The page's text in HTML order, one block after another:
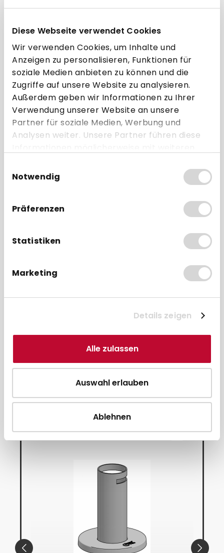
Diese Webseite verwendet Cookies
Wir verwenden Cookies, um Inhalte und
Anzeigen zu personalisieren, Funktionen für
soziale Medien anbieten zu können und die
Zugriffe auf unsere Website zu analysieren.
Außerdem geben wir Informationen zu Ihrer
Verwendung unserer Website an unsere
Partner für soziale Medien, Werbung und
Analysen weiter. Unsere Partner führen diese
haben oder die sie im Rahmen Ihrer Nutzung
der Dienste gesammelt haben.
Notwendig
Präferenzen
Statistiken
Marketing
Details zeigen
Alle zulassen
Auswahl erlauben
Ablehnen
SpacePole Kippgelenk "DuraTilt" -
für SP1 und Schwenkarme
ab 27,95 € * pro Stück
Direkt zum Artikel
Zum Vergleich hinzufügen
BUNDLE
Peripherie-Arm - 100mm
Direkt zum Artikel
Zum Vergleich hinzufügen
Passende SP2 Standrohre